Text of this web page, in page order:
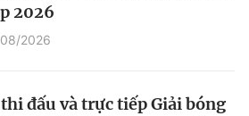
2026
2026
đấu và trực tiếp Giải bóng